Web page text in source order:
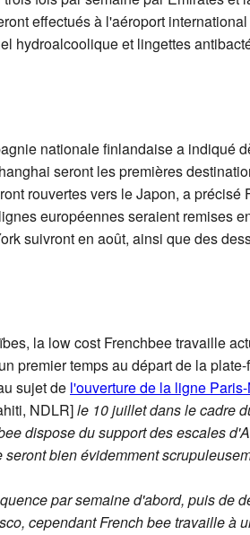
effectués à l'aéroport
hydroalcoolique et lingettes
nationale finlandaise a indiqué
seront les premières
rouvertes vers le Japon, a précisé
européennes seraient remises
suivront en août, ainsi que des
la low cost Frenchbee travaille
premier temps au départ de la
sujet de l'ouverture de la ligne
NDLR]le 10 juillet dans le cadre
dispose du support des escales
bien évidemment
par semaine d'abord, puis de
cependant French bee travaille à